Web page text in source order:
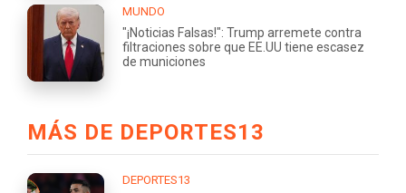
MUNDO
"¡Noticias Falsas!": Trump arremete contra
filtraciones sobre que EE.UU tiene escasez
de municiones
MÁS DE DEPORTES13
DEPORTES13